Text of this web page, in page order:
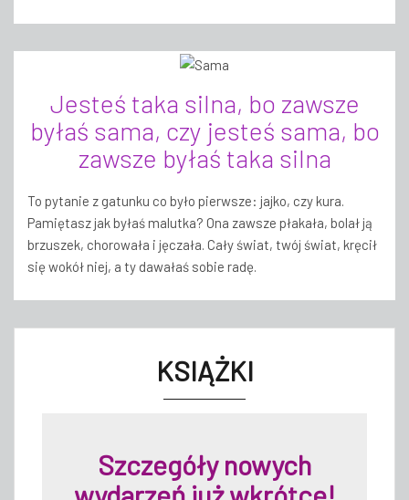
Jesteś taka silna, bo zawsze
byłaś sama, czy jesteś sama, bo
zawsze byłaś taka silna
To pytanie z gatunku co było pierwsze: jajko, czy kura.
Pamiętasz jak byłaś malutka? Ona zawsze płakała, bolał ją
brzuszek, chorowała i jęczała. Cały świat, twój świat, kręcił
się wokół niej, a ty dawałaś sobie radę.
KSIĄŻKI
Szczegóły nowych